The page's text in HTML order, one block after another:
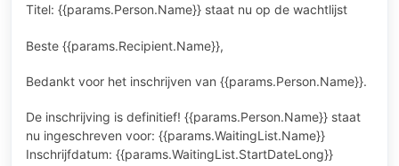
Titel: {{params.Person.Name}} staat nu op de wachtlijst
Beste {{params.Recipient.Name}},
Bedankt voor het inschrijven van {{params.Person.Name}}.
De inschrijving is definitief! {{params.Person.Name}} staat
nu ingeschreven voor: {{params.WaitingList.Name}}
Inschrijfdatum: {{params.WaitingList.StartDateLong}}